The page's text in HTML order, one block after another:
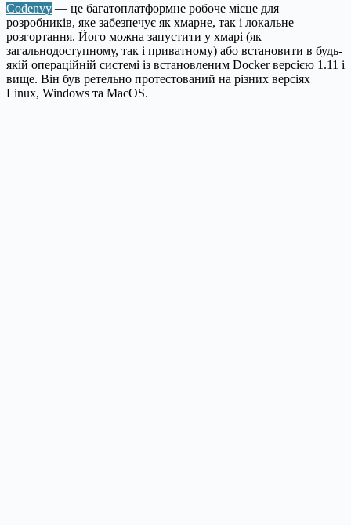
Codenvy — це багатоплатформне робоче місце для
розробників, яке забезпечує як хмарне, так і локальне
розгортання. Його можна запустити у хмарі (як
загальнодоступному, так і приватному) або встановити в будь-
якій операційній системі із встановленим Docker версією 1.11 і
вище. Він був ретельно протестований на різних версіях
Linux, Windows та MacOS.